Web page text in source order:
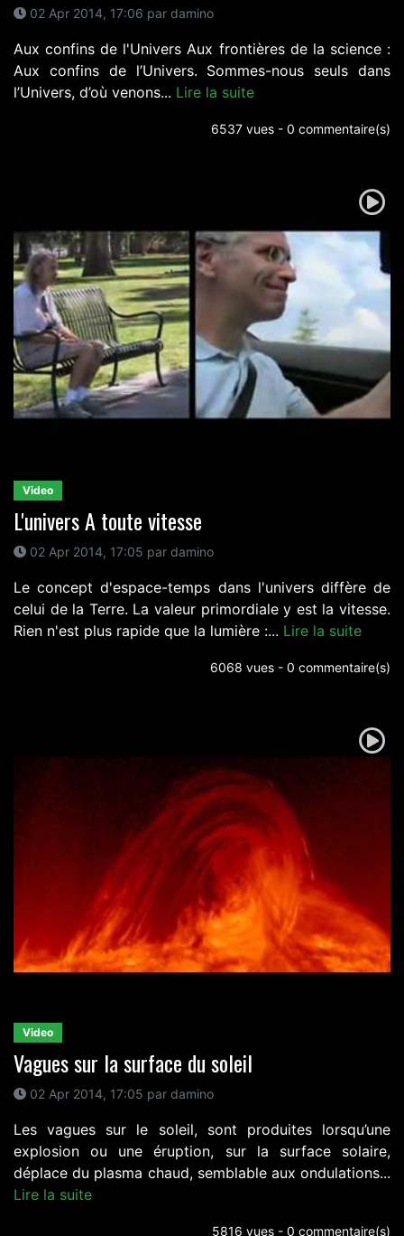
02 Apr 2014, 17:06 par damino
Aux confins de l'Univers Aux frontières de la science :
Aux confins de l’Univers. Sommes-nous seuls dans
l’Univers, d’où venons... Lire la suite
6537 vues - 0 commentaire(s)
Video
L'univers A toute vitesse
02 Apr 2014, 17:05 par damino
Le concept d'espace-temps dans l'univers diffère de
celui de la Terre. La valeur primordiale y est la vitesse.
Rien n'est plus rapide que la lumière :... Lire la suite
6068 vues - 0 commentaire(s)
Video
Vagues sur la surface du soleil
02 Apr 2014, 17:05 par damino
Les vagues sur le soleil, sont produites lorsqu’une
explosion ou une éruption, sur la surface solaire,
déplace du plasma chaud, semblable aux ondulations...
Lire la suite
5816 vues - 0 commentaire(s)